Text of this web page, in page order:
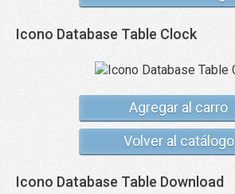
Icono Database Table Clock
Agregar al carro
Volver al catálogo
Icono Database Table Download